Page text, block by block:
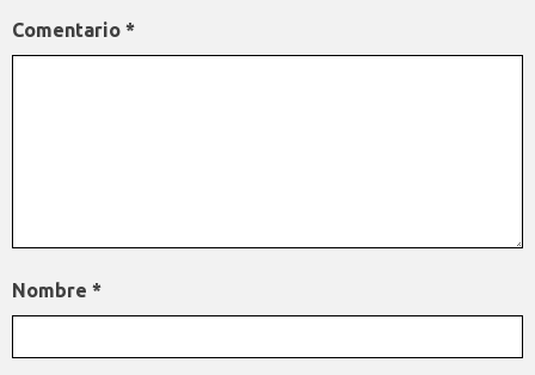
Comentario *
Nombre *